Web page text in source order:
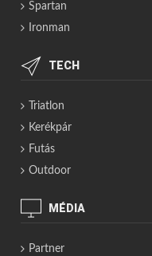
Spartan
Ironman
TECH
Triatlon
Kerékpár
Futás
Outdoor
MÉDIA
Partner